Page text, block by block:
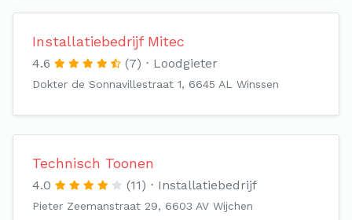
Installatiebedrijf Mitec
4.6 (7) Loodgieter
Dokter de Sonnavillestraat 1, 6645 AL Winssen
Technisch Toonen
4.0 (11) Installatiebedrijf
Pieter Zeemanstraat 29, 6603 AV Wijchen